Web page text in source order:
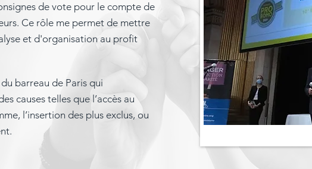
de vote pour le compte de
Ce rôle me permet de mettre
et d'organisation au profit
barreau de Paris qui
causes telles que l’accès au
l’insertion des plus exclus, ou